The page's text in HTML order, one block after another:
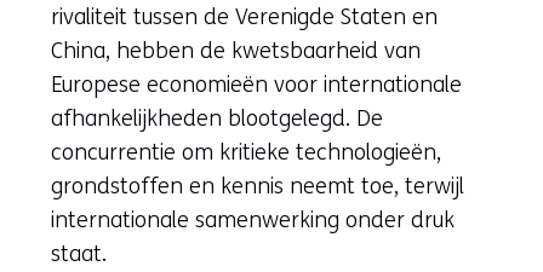
rivaliteit tussen de Verenigde Staten en
China, hebben de kwetsbaarheid van
Europese economieën voor internationale
afhankelijkheden blootgelegd. De
concurrentie om kritieke technologieën,
grondstoffen en kennis neemt toe, terwijl
internationale samenwerking onder druk
staat.